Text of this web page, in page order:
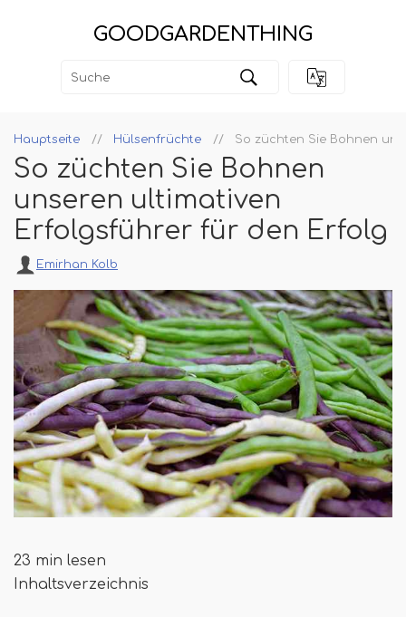
GOODGARDENTHING
Hauptseite Hülsenfrüchte So züchten Sie Bohnen
So züchten Sie Bohnen
unseren ultimativen
Erfolgsführer für den Erfolg
Emirhan Kolb
23 min lesen
Inhaltsverzeichnis